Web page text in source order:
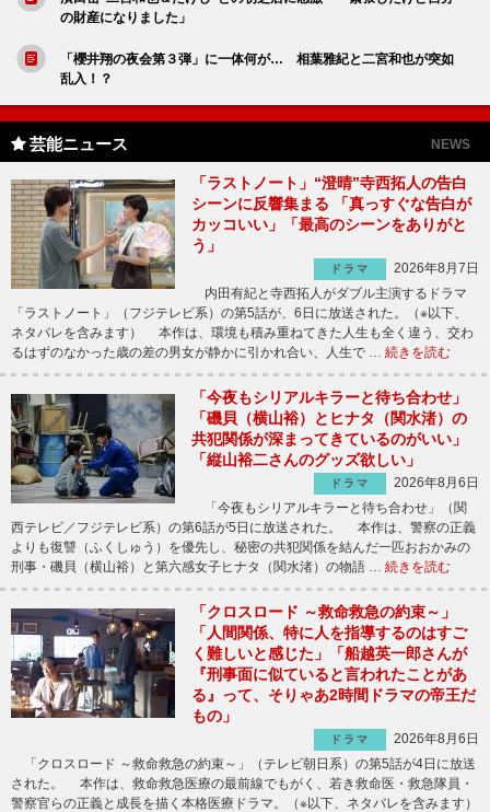
の財産になりました」
「櫻井翔の夜会第３弾」に一体何が… 相葉雅紀と二宮和也が突如
乱入！？
芸能ニュース NEWS
「ラストノート」“澄晴”寺西拓人の告白
シーンに反響集まる 「真っすぐな告白が
カッコいい」「最高のシーンをありがと
う」
ドラマ
2026年8月7日
内田有紀と寺西拓人がダブル主演するドラマ
「ラストノート」（フジテレビ系）の第5話が、6日に放送された。（※以下、
ネタバレを含みます） 本作は、環境も積み重ねてきた人生も全く違う、交わ
るはずのなかった歳の差の男女が静かに引かれ合い、人生で … 続きを読む
「今夜もシリアルキラーと待ち合わせ」
「磯貝（横山裕）とヒナタ（関水渚）の
共犯関係が深まってきているのがいい」
「縦山裕二さんのグッズ欲しい」
ドラマ
2026年8月6日
「今夜もシリアルキラーと待ち合わせ」（関
西テレビ／フジテレビ系）の第6話が5日に放送された。 本作は、警察の正義
よりも復讐（ふくしゅう）を優先し、秘密の共犯関係を結んだ一匹おおかみの
刑事・磯貝（横山裕）と第六感女子ヒナタ（関水渚）の物語 … 続きを読む
「クロスロード ～救命救急の約束～」
「人間関係、特に人を指導するのはすご
く難しいと感じた」「船越英一郎さんが
『刑事面に似ていると言われたことがあ
る』って、そりゃあ2時間ドラマの帝王だ
もの」
ドラマ
2026年8月6日
「クロスロード ～救命救急の約束～」（テレビ朝日系）の第5話が4日に放送
された。 本作は、救命救急医療の最前線でもがく、若き救命医・救急隊員・
警察官らの正義と成長を描く本格医療ドラマ。（※以下、ネタバレを含みます）